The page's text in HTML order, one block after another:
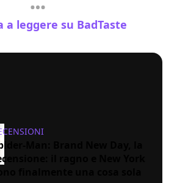
a leggere su BadTaste
Man: Brand New Day, la
il ragno e New York